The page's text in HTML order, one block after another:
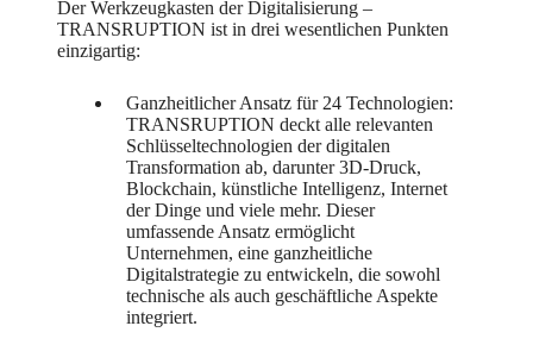
Der Werkzeugkasten der Digitalisierung –
TRANSRUPTION ist in drei wesentlichen Punkten
einzigartig:
Ganzheitlicher Ansatz für 24 Technologien:
TRANSRUPTION deckt alle relevanten
Schlüsseltechnologien der digitalen
Transformation ab, darunter 3D-Druck,
Blockchain, künstliche Intelligenz, Internet
der Dinge und viele mehr. Dieser
umfassende Ansatz ermöglicht
Unternehmen, eine ganzheitliche
Digitalstrategie zu entwickeln, die sowohl
technische als auch geschäftliche Aspekte
integriert.